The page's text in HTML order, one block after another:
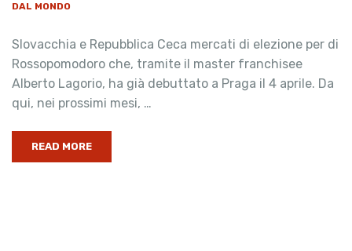
DAL MONDO
Slovacchia e Repubblica Ceca mercati di elezione per di
Rossopomodoro che, tramite il master franchisee
Alberto Lagorio, ha già debuttato a Praga il 4 aprile. Da
qui, nei prossimi mesi, …
READ MORE